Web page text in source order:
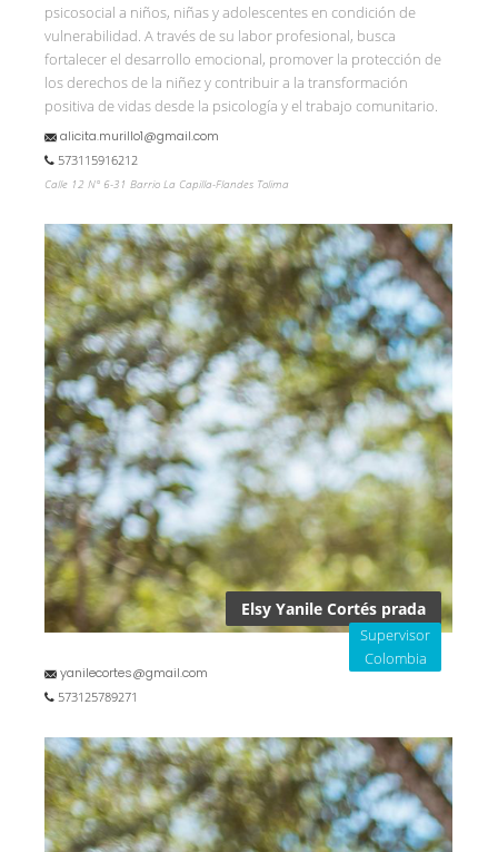
psicosocial a niños, niñas y adolescentes en condición de
vulnerabilidad. A través de su labor profesional, busca
fortalecer el desarrollo emocional, promover la protección de
los derechos de la niñez y contribuir a la transformación
positiva de vidas desde la psicología y el trabajo comunitario.
alicita.murillo1@gmail.com
573115916212
Calle 12 N° 6-31 Barrio La Capilla-Flandes Tolima
Elsy Yanile Cortés prada
Supervisor
Colombia
yanilecortes@gmail.com
573125789271